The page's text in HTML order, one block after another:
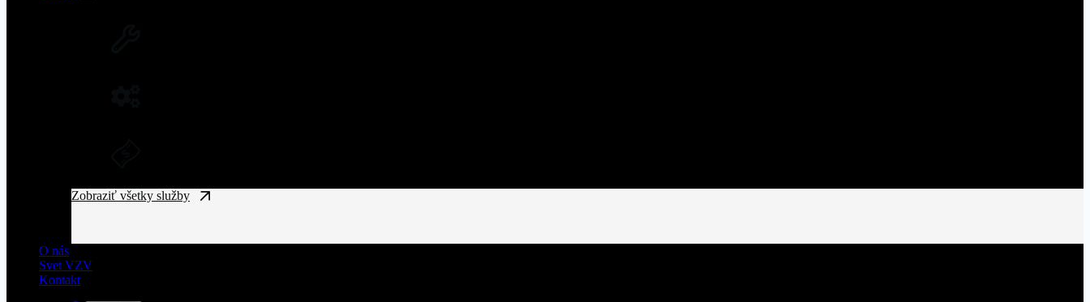
Zobraziť všetky služby
O nás
Svet VZV
Kontakt